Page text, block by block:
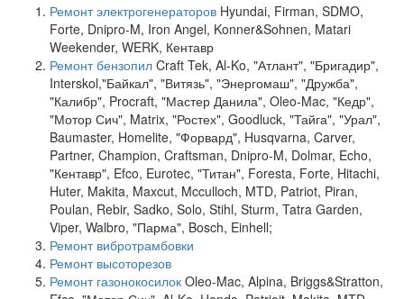
Ремонт электрогенераторов Hyundai, Firman, SDMO,
Forte, Dnipro-M, Iron Angel, Konner&Sohnen, Matari
Weekender, WERK, Кентавр
Ремонт бензопил Craft Tek, Al-Ko, "Атлант", "Бригадир",
Interskol,"Байкал", "Витязь", "Энергомаш", "Дружба",
"Калибр", Procraft, "Мастер Данила", Oleo-Mac, "Кедр",
"Мотор Сич", Matrix, "Ростех", Goodluck, "Тайга", "Урал",
Baumaster, Homelite, "Форвард", Husqvarna, Carver,
Partner, Champion, Craftsman, Dnipro-M, Dolmar, Echo,
"Кентавр", Efco, Eurotec, "Титан", Foresta, Forte, Hitachi,
Huter, Makita, Maxcut, Mcculloch, MTD, Patriot, Piran,
Poulan, Rebir, Sadko, Solo, Stihl, Sturm, Tatra Garden,
Viper, Walbro, "Парма", Bosch, Einhell;
Ремонт вибротрамбовки
Ремонт высоторезов
Ремонт газонокосилок Oleo-Mac, Alpina, Briggs&Stratton,